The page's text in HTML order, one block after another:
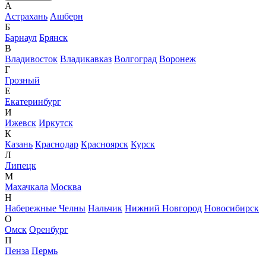
А
Астрахань Ашберн
Б
Барнаул Брянск
В
Владивосток Владикавказ Волгоград Воронеж
Г
Грозный
Е
Екатеринбург
И
Ижевск Иркутск
К
Казань Краснодар Красноярск Курск
Л
Липецк
М
Махачкала Москва
Н
Набережные Челны Нальчик Нижний Новгород Новосибирск
О
Омск Оренбург
П
Пенза Пермь